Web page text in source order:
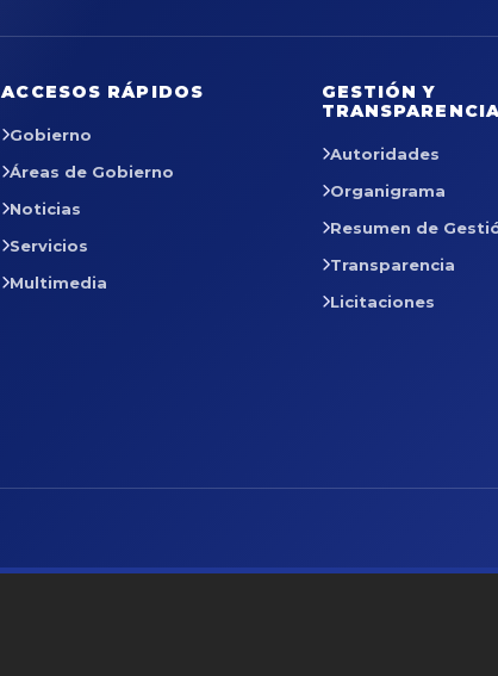
ACCESOS RÁPIDOS
Gobierno
Áreas de Gobierno
Noticias
Servicios
Multimedia
GESTIÓN Y
Autoridades
Organigrama
Resumen de
Transparencia
Licitaciones